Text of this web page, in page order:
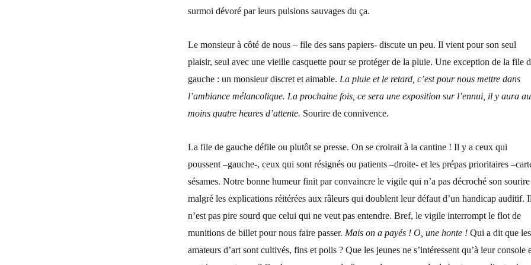
surmoi dévoré par leurs pulsions sauvages du ça.
Le monsieur à côté de nous – file des sans papiers- discute un peu. Il vient pour son seul
plaisir, seul avec une vieille casquette pour se protéger de la pluie. Une exception de la file
gauche : un monsieur discret et aimable. La pluie et le retard, c’est pour nous mettre dans
l’ambiance mélancolique. La prochaine fois, ce sera une exposition sur l’ennui, il y aura au
moins quatre heures d’attente. Sourire de connivence.
La file de gauche défile ou plutôt se presse. On se croirait à la cantine ! Il y a ceux qui
poussent –gauche-, ceux qui sont résignés ou patients –droite- et les prépas prioritaires
sésames. Notre bonne humeur finit par convaincre le vigile qui n’a pas décroché son sourire
malgré les explications réitérées aux râleurs qui doublent leur défaut d’un handicap auditif. Il
n’est pas pire sourd que celui qui ne veut pas entendre. Bref, le vigile interrompt le flot de
munitions de billet pour nous faire passer. Mais on a payés ! O, une honte !Qui a dit que les
amateurs d’art sont cultivés, fins et polis ? Que les jeunes ne s’intéressent qu’à leur console